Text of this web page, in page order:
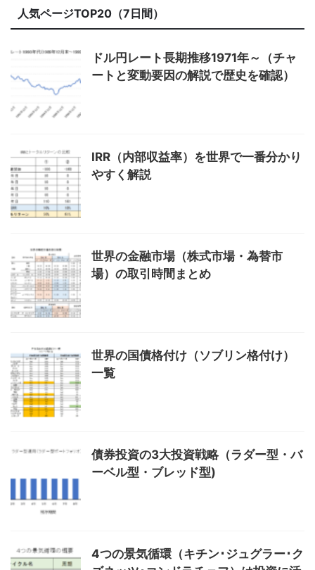
人気ページTOP20（7日間）
ドル円レート長期推移1971年～（チャ
ートと変動要因の解説で歴史を確認）
IRR（内部収益率）を世界で一番分かり
やすく解説
世界の金融市場（株式市場・為替市
場）の取引時間まとめ
世界の国債格付け（ソブリン格付け）
一覧
債券投資の3大投資戦略（ラダー型・バ
ーベル型・ブレッド型)
4つの景気循環（キチン･ジュグラー･ク